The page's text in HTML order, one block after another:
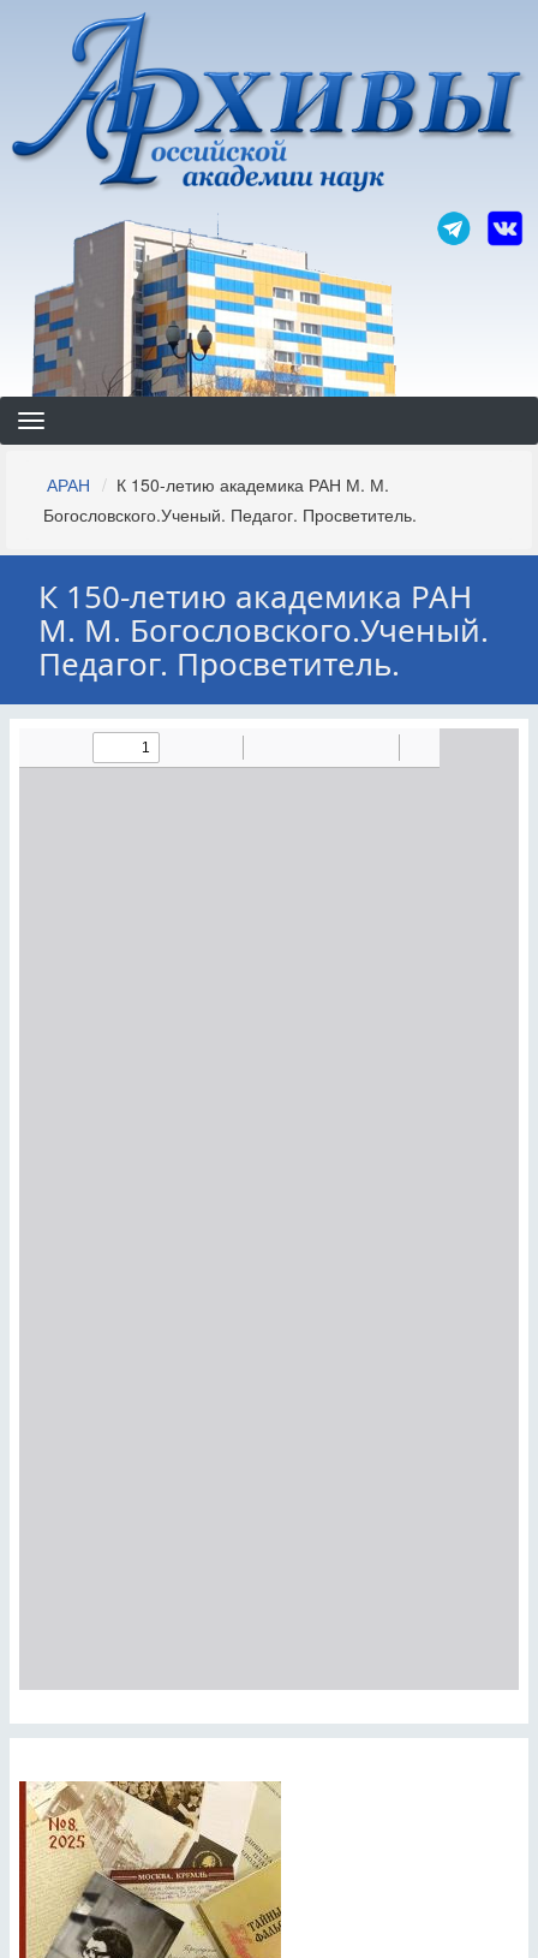
основному
содержанию
Строка
навигации
АРАН
К 150-летию академика РАН М. М.
Богословского.Ученый. Педагог. Просветитель.
К 150-летию академика РАН
М. М. Богословского.Ученый.
Педагог. Просветитель.